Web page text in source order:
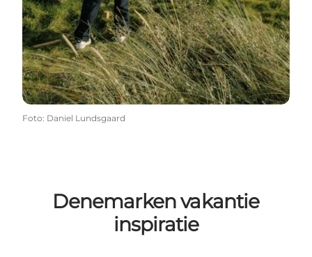
Foto: Daniel Lundsgaard
Denemarken vakantie
inspiratie